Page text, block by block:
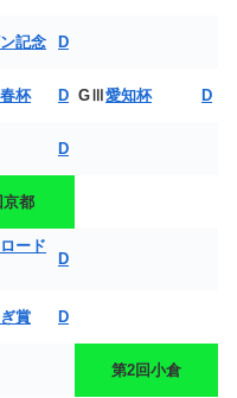
記念 D
杯 D GⅢ愛知杯 D
D
京都
ード
D
賞 D
第2回小倉